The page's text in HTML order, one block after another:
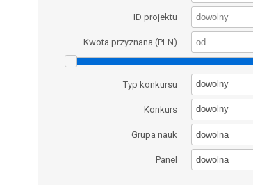
ID projektu
Kwota przyznana (PLN)
Typ konkursu dowolny
Konkurs dowolny
Grupa nauk dowolna
Panel dowolna